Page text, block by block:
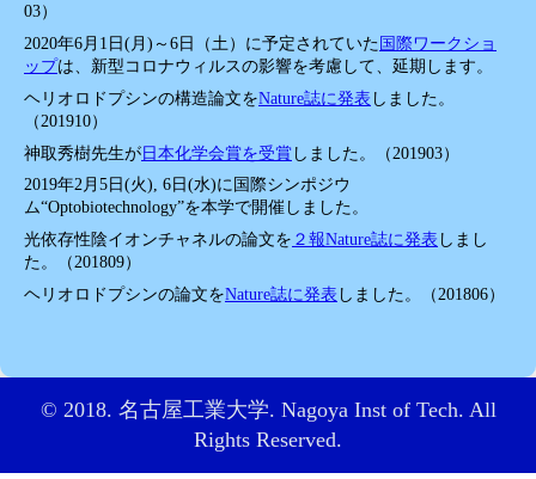
03）
2020年6月1日(月)～6日（土）に予定されていた 国際ワークショ
ップは、新型コロナウィルスの影響を考慮して、延期します。
ヘリオロドプシンの構造論文をNature誌に発表 しました。
（201910）
神取秀樹先生が日本化学会賞を受賞 しました。（201903）
2019年2月5日(火), 6日(水)に国際シンポジウ
ム“Optobiotechnology”を本学で開催しました。
光依存性陰イオンチャネルの論文を ２報Nature誌に発表 しまし
た。（201809）
ヘリオロドプシンの論文をNature誌に発表 しました。（201806）
© 2018. 名古屋工業大学. Nagoya Inst of Tech. All
Rights Reserved.